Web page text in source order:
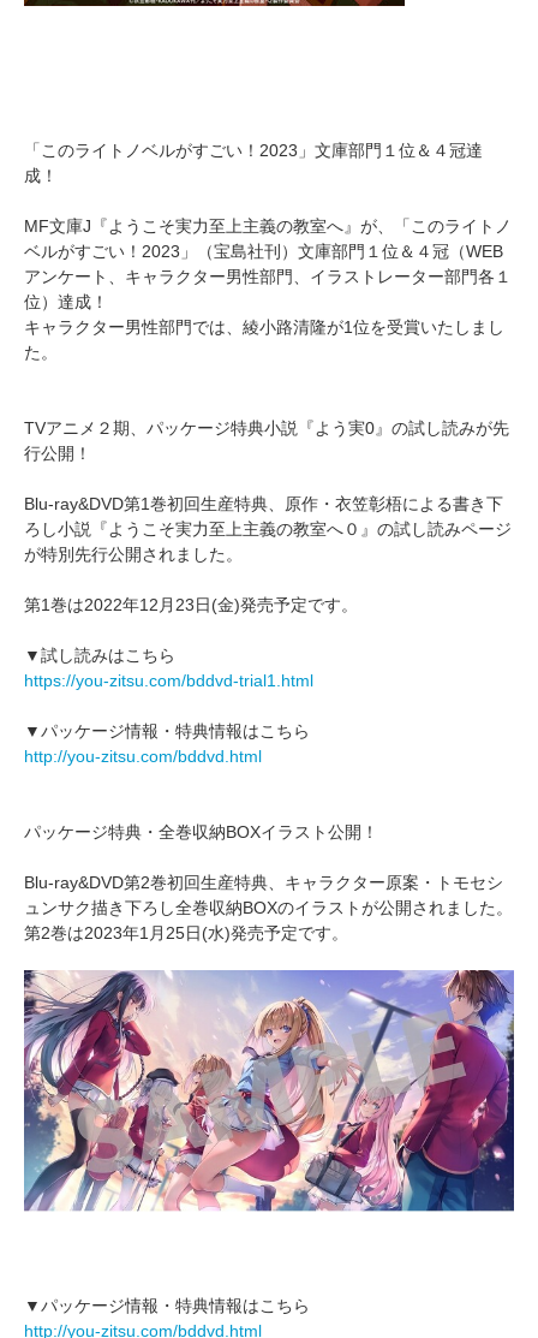
「このライトノベルがすごい！2023」文庫部門１位＆４冠達
成！
MF文庫J『ようこそ実力至上主義の教室へ』が、「このライトノ
ベルがすごい！2023」（宝島社刊）文庫部門１位＆４冠（WEB
アンケート、キャラクター男性部門、イラストレーター部門各１
位）達成！
キャラクター男性部門では、綾小路清隆が1位を受賞いたしまし
た。
TVアニメ２期、パッケージ特典小説『よう実0』の試し読みが先
行公開！
Blu-ray&DVD第1巻初回生産特典、原作・衣笠彰梧による書き下
ろし小説『ようこそ実力至上主義の教室へ０』の試し読みページ
が特別先行公開されました。
第1巻は2022年12月23日(金)発売予定です。
▼試し読みはこちら
https://you-zitsu.com/bddvd-trial1.html
▼パッケージ情報・特典情報はこちら
http://you-zitsu.com/bddvd.html
パッケージ特典・全巻収納BOXイラスト公開！
Blu-ray&DVD第2巻初回生産特典、キャラクター原案・トモセシ
ュンサク描き下ろし全巻収納BOXのイラストが公開されました。
第2巻は2023年1月25日(水)発売予定です。
▼パッケージ情報・特典情報はこちら
http://you-zitsu.com/bddvd.html